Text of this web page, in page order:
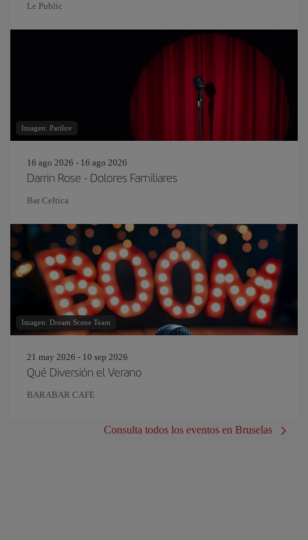
Le Public
Imagen: Parilov
16 ago 2026 - 16 ago 2026
Darrin Rose - Dolores Familiares
Bar Celtica
Imagen: Dream Scene Team
21 may 2026 - 10 sep 2026
Qué Diversión el Verano
BARABAR CAFE
Consulta todos los eventos en Bruselas